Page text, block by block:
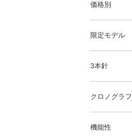
価格別
限定モデル
3本針
クロノグラフ
機能性